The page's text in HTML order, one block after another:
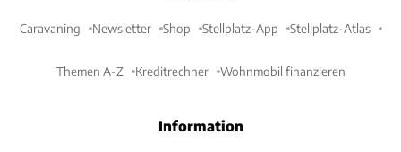
Caravaning Newsletter Shop Stellplatz-App Stellplatz-Atlas
Themen A-Z Kreditrechner Wohnmobil finanzieren
Information